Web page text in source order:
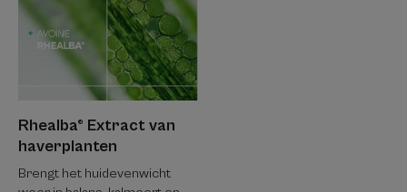
Rhealba® Extract van
haverplanten
Brengt het huidevenwicht